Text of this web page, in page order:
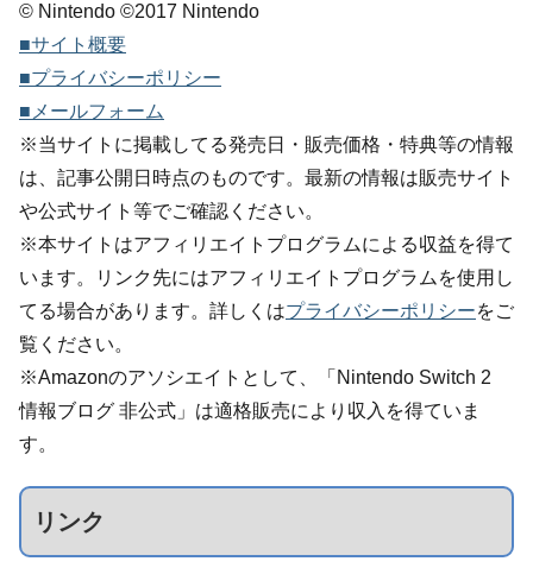
© Nintendo ©2017 Nintendo
■サイト概要
■プライバシーポリシー
■メールフォーム
※当サイトに掲載してる発売日・販売価格・特典等の情報
は、記事公開日時点のものです。最新の情報は販売サイト
や公式サイト等でご確認ください。
※本サイトはアフィリエイトプログラムによる収益を得て
います。リンク先にはアフィリエイトプログラムを使用し
てる場合があります。詳しくはプライバシーポリシーをご
覧ください。
※Amazonのアソシエイトとして、「Nintendo Switch 2
情報ブログ 非公式」は適格販売により収入を得ていま
す。
リンク